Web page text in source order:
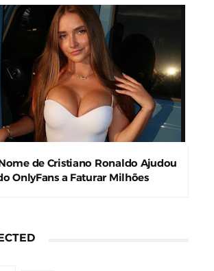
de Cristiano Ronaldo Ajudou
OnlyFans a Faturar Milhões